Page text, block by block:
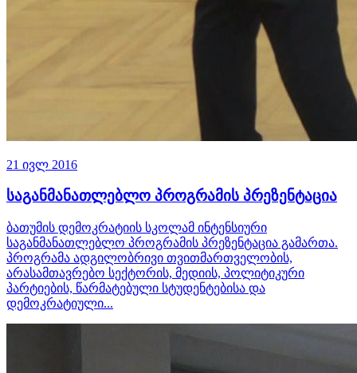
21 ივლ 2016
საგანმანათლებლო პროგრამის პრეზენტაცია
ბათუმის დემოკრატიის სკოლამ ინტენსიური
საგანმანათლებლო პროგრამის პრეზენტაცია გამართა.
პროგრამა ადგილობრივი თვითმართველობის,
არასამთავრებო სექტორის, მედიის, პოლიტიკური
პარტიების, წარმატებული სტუდენტებისა და
დემოკრატიული...